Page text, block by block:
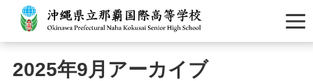
2025年9月アーカイブ